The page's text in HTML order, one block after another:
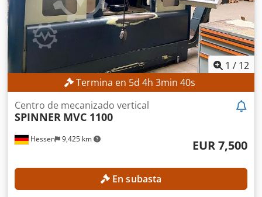
Horas de funcionamiento del husillo: 50.033 h
EQUIPAMIENTO Sistema de refrigeración
1 / 12
Termina en 5d 4h 3min 38s
Hessen 9,425 km
Centro de mecanizado vertical
SPINNER MVC 1100
EUR 7,500
En subasta